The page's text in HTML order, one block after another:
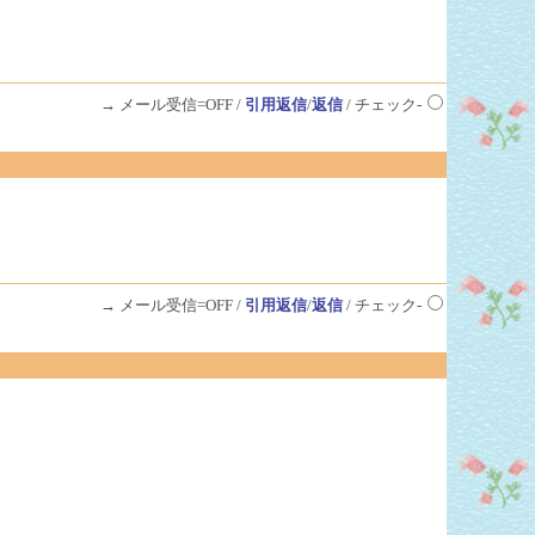
→ メール受信=OFF / 引用返信/返信/ チェック-
→ メール受信=OFF / 引用返信/返信/ チェック-